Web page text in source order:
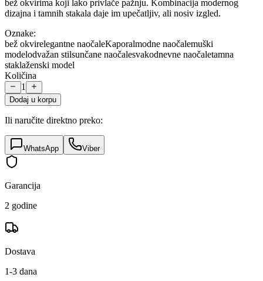
bež okvirima koji lako privlače pažnju. Kombinacija modernog
dizajna i tamnih stakala daje im upečatljiv, ali nosiv izgled.
Oznake:
bež okvirelegantne naočaleKaporalmodne naočalemuški
modelodvažan stilsunčane naočalesvakodnevne naočaletamna
staklaženski model
Količina
1
Dodaj u korpu
Ili naručite direktno preko:
WhatsApp Viber
Garancija
2 godine
Dostava
1-3 dana